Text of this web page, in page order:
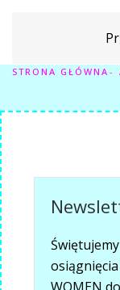
STRONA GŁÓWNA